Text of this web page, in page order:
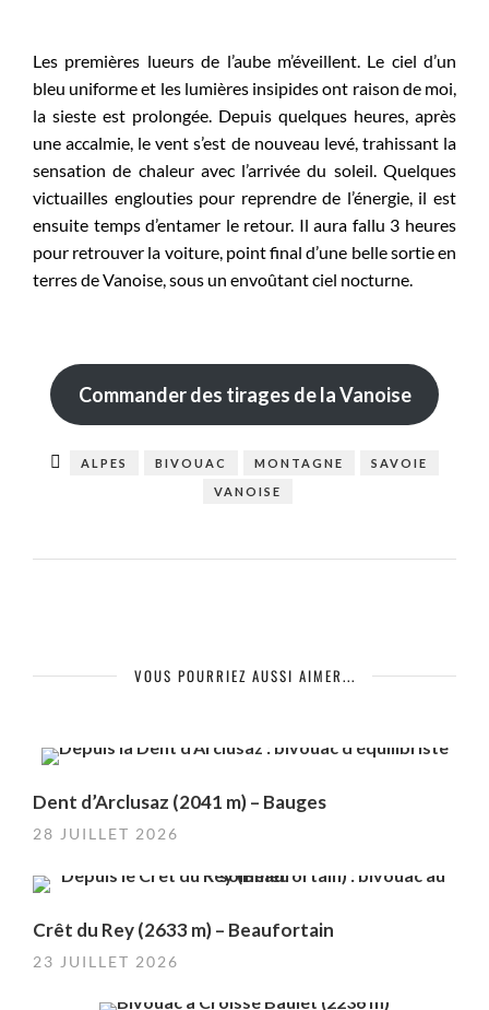
Les premières lueurs de l’aube m’éveillent. Le ciel d’un
bleu uniforme et les lumières insipides ont raison de moi,
la sieste est prolongée. Depuis quelques heures, après
une accalmie, le vent s’est de nouveau levé, trahissant la
sensation de chaleur avec l’arrivée du soleil. Quelques
victuailles englouties pour reprendre de l’énergie, il est
ensuite temps d’entamer le retour. Il aura fallu 3 heures
pour retrouver la voiture, point final d’une belle sortie en
terres de Vanoise, sous un envoûtant ciel nocturne.
Commander des tirages de la Vanoise
ALPES BIVOUAC MONTAGNE
SAVOIE
VANOISE
VOUS POURRIEZ AUSSI AIMER...
Dent d’Arclusaz (2041 m) – Bauges
28 JUILLET 2026
Crêt du Rey (2633 m) – Beaufortain
23 JUILLET 2026